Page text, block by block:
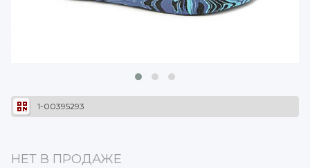
1-00395293
НЕТ В ПРОДАЖЕ